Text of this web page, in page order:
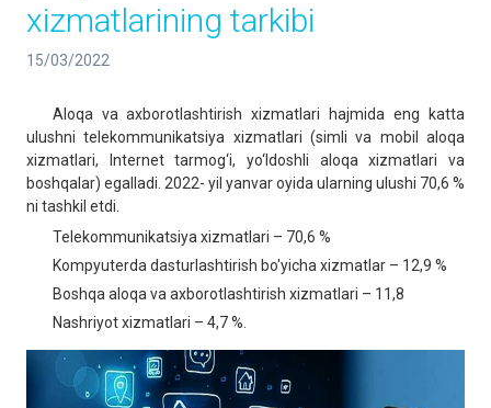
xizmatlarining tarkibi
15/03/2022
Aloqa va axborotlashtirish xizmatlari hajmida eng katta
ulushni telekommunikatsiya xizmatlari (simli va mobil aloqa
xizmatlari, Internet tarmog‘i, yo‘ldoshli aloqa xizmatlari va
boshqalar) egalladi. 2022- yil yanvar oyida ularning ulushi 70,6 %
ni tashkil etdi.
Telekommunikatsiya xizmatlari – 70,6 %
Kompyuterda dasturlashtirish bo'yicha xizmatlar – 12,9 %
Boshqa aloqa va axborotlashtirish xizmatlari – 11,8
Nashriyot xizmatlari – 4,7 %.